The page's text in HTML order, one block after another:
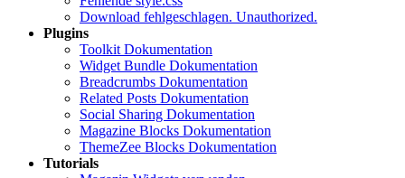
Download fehlgeschlagen. Unauthorized.
Plugins
Toolkit Dokumentation
Widget Bundle Dokumentation
Breadcrumbs Dokumentation
Related Posts Dokumentation
Social Sharing Dokumentation
Magazine Blocks Dokumentation
ThemeZee Blocks Dokumentation
Tutorials